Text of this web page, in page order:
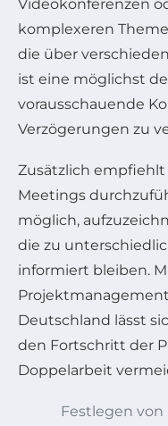
Videokonferenzen
komplexeren
die über
ist eine möglichst
vorausschauende
Verzögerungen zu
Zusätzlich empfiehlt
Meetings
möglich,
die zu
informiert bleiben.
Deutschland lässt
den Fortschritt der
Doppelarbeit
Festlegen